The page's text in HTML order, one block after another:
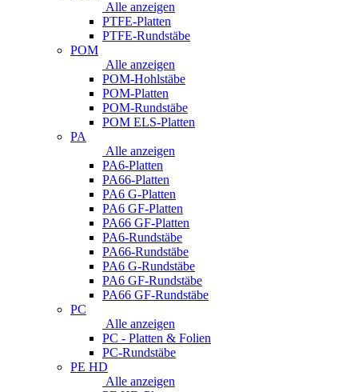
Alle anzeigen
PTFE-Platten
PTFE-Rundstäbe
POM
Alle anzeigen
POM-Hohlstäbe
POM-Platten
POM-Rundstäbe
POM ELS-Platten
PA
Alle anzeigen
PA6-Platten
PA66-Platten
PA6 G-Platten
PA6 GF-Platten
PA66 GF-Platten
PA6-Rundstäbe
PA66-Rundstäbe
PA6 G-Rundstäbe
PA6 GF-Rundstäbe
PA66 GF-Rundstäbe
PC
Alle anzeigen
PC - Platten & Folien
PC-Rundstäbe
PE HD
Alle anzeigen